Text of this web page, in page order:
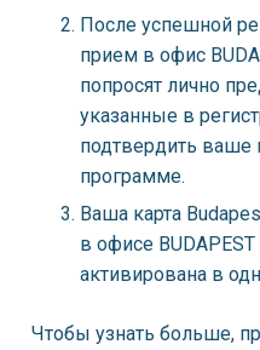
После успешной
прием в офис
попросят лично
указанные в
подтвердить ваше
программе.
Ваша карта
в офисе
активирована в
Чтобы узнать больше,